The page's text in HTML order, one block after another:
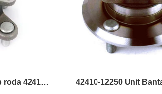
Bantalan rakitan hub roda 42410-B2050